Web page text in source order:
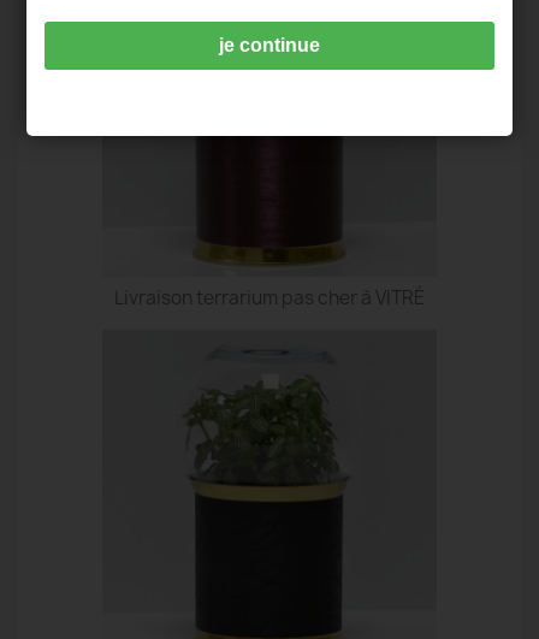
Livraison terrarium pas cher à VITRÉ
je continue